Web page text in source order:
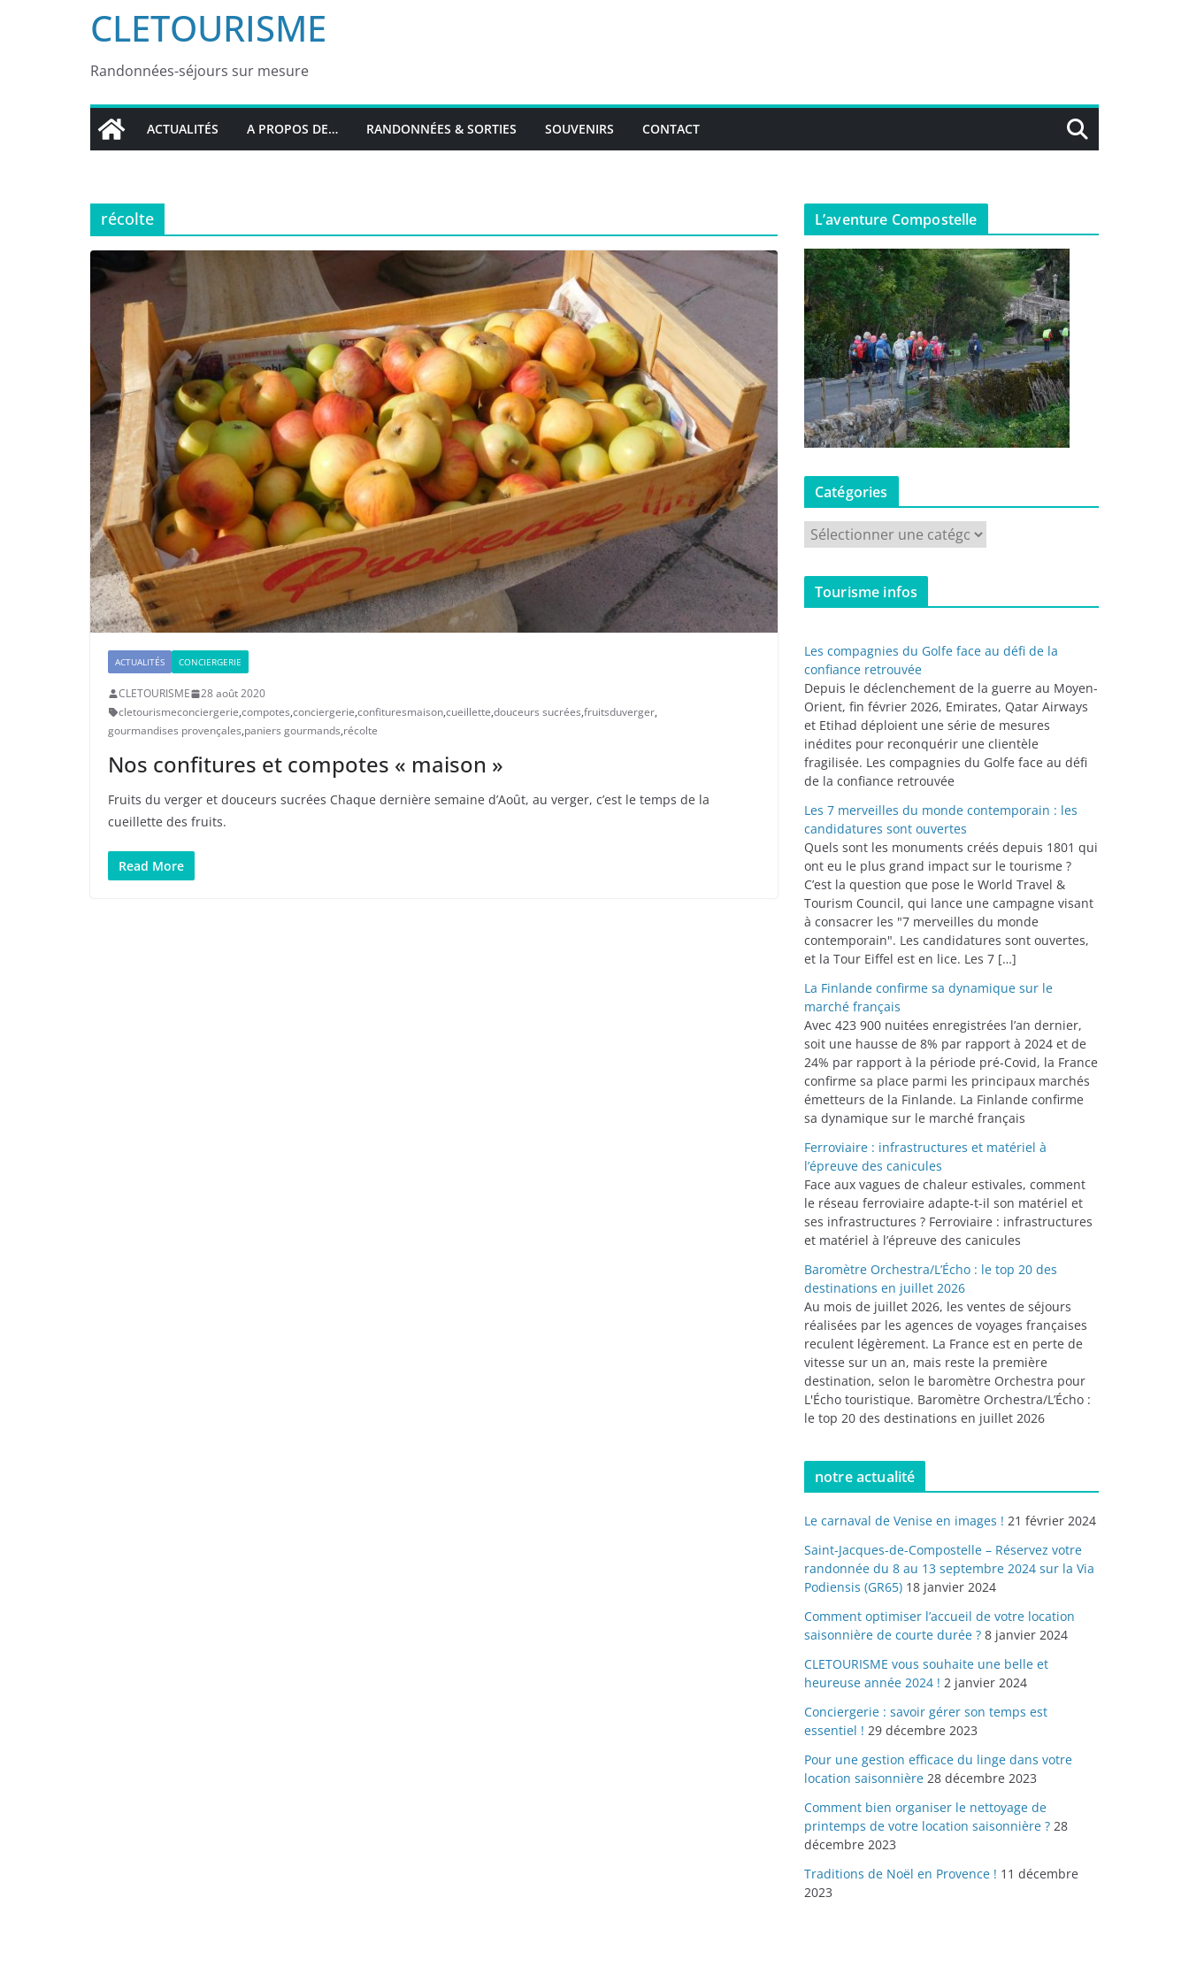
CLETOURISME
Randonnées-séjours sur mesure
ACTUALITÉS A PROPOS DE… RANDONNÉES & SORTIES SOUVENIRS CONTACT
récolte
ACTUALITÉS CONCIERGERIE
CLETOURISME
28 août 2020
cletourismeconciergerie,compotes,conciergerie,confituresmaison,cueillette,douceurs sucrées,fruitsduverger,
gourmandises provençales,paniers gourmands,récolte
Nos confitures et compotes « maison »
Fruits du verger et douceurs sucrées Chaque dernière semaine d’Août, au verger, c’est le temps de la
cueillette des fruits.
Read More
L’aventure Compostelle
Catégories
a
t
r
i
e
s
Tourisme infos
Les compagnies du Golfe face au défi de la
confiance retrouvée
Depuis le déclenchement de la guerre au Moyen-
Orient, fin février 2026, Emirates, Qatar Airways
et Etihad déploient une série de mesures
inédites pour reconquérir une clientèle
fragilisée. Les compagnies du Golfe face au défi
de la confiance retrouvée
Les 7 merveilles du monde contemporain : les
candidatures sont ouvertes
Quels sont les monuments créés depuis 1801 qui
ont eu le plus grand impact sur le tourisme ?
C’est la question que pose le World Travel &
Tourism Council, qui lance une campagne visant
à consacrer les "7 merveilles du monde
contemporain". Les candidatures sont ouvertes,
et la Tour Eiffel est en lice. Les 7 […]
La Finlande confirme sa dynamique sur le
marché français
Avec 423 900 nuitées enregistrées l’an dernier,
soit une hausse de 8% par rapport à 2024 et de
24% par rapport à la période pré-Covid, la France
confirme sa place parmi les principaux marchés
émetteurs de la Finlande. La Finlande confirme
sa dynamique sur le marché français
Ferroviaire : infrastructures et matériel à
l’épreuve des canicules
Face aux vagues de chaleur estivales, comment
le réseau ferroviaire adapte-t-il son matériel et
ses infrastructures ? Ferroviaire : infrastructures
et matériel à l’épreuve des canicules
Baromètre Orchestra/L’Écho : le top 20 des
destinations en juillet 2026
Au mois de juillet 2026, les ventes de séjours
réalisées par les agences de voyages françaises
reculent légèrement. La France est en perte de
vitesse sur un an, mais reste la première
destination, selon le baromètre Orchestra pour
L'Écho touristique. Baromètre Orchestra/L’Écho :
le top 20 des destinations en juillet 2026
notre actualité
Le carnaval de Venise en images ! 21 février 2024
Saint-Jacques-de-Compostelle – Réservez votre
randonnée du 8 au 13 septembre 2024 sur la Via
Podiensis (GR65) 18 janvier 2024
Comment optimiser l’accueil de votre location
saisonnière de courte durée ? 8 janvier 2024
CLETOURISME vous souhaite une belle et
heureuse année 2024 ! 2 janvier 2024
Conciergerie : savoir gérer son temps est
essentiel ! 29 décembre 2023
Pour une gestion efficace du linge dans votre
location saisonnière 28 décembre 2023
Comment bien organiser le nettoyage de
printemps de votre location saisonnière ? 28
décembre 2023
Traditions de Noël en Provence ! 11 décembre
2023